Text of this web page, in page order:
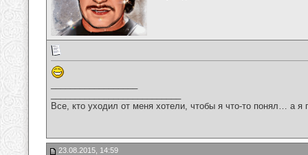
Все, кто уходил от меня хотели, чтобы я что-то понял… а
23.08.2015, 14:59